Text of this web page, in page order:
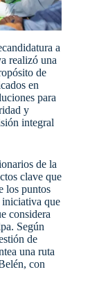
a
realizó una
de
en
para
y
integral
de la
clave que
los puntos
iniciativa que
considera
Según
de
una ruta
con